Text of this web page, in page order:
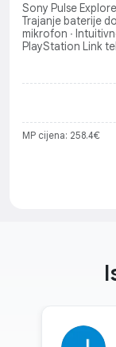
Sony Pulse
Trajanje baterije
mikrofon ∙
PlayStation Link
MP cijena: 258.4€